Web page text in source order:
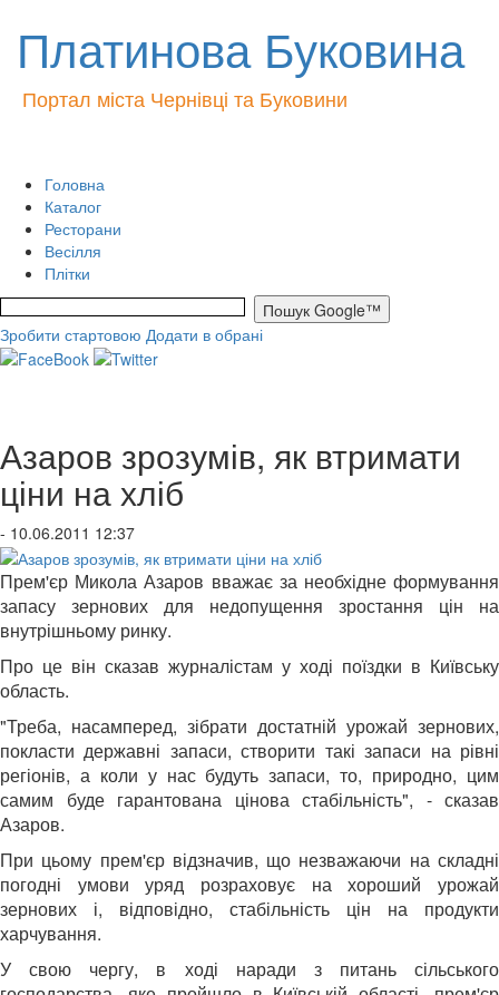
Платинова Буковина
Портал міста Чернівці та Буковини
Головна
Каталог
Ресторани
Весілля
Плітки
Зробити стартовою Додати в обрані
Азаров зрозумів, як втримати
ціни на хліб
- 10.06.2011 12:37
Прем'єр Микола Азаров вважає за необхідне формування
запасу зернових для недопущення зростання цін на
внутрішньому ринку.
Про це він сказав журналістам у ході поїздки в Київську
область.
"Треба, насамперед, зібрати достатній урожай зернових,
покласти державні запаси, створити такі запаси на рівні
регіонів, а коли у нас будуть запаси, то, природно, цим
самим буде гарантована цінова стабільність", - сказав
Азаров.
При цьому прем'єр відзначив, що незважаючи на складні
погодні умови уряд розраховує на хороший урожай
зернових і, відповідно, стабільність цін на продукти
харчування.
У свою чергу, в ході наради з питань сільського